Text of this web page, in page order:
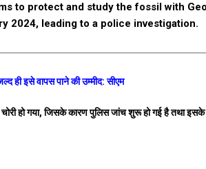
to protect and study the fossil with
2024, leading to a police investigation.
ही इसे वापस पाने की उम्मीद: सीएम
चोरी हो गया, जिसके कारण पुलिस जांच शुरू हो गई है तथा